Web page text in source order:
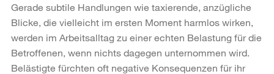
Gerade subtile Handlungen wie taxierende, anzügliche
Blicke, die vielleicht im ersten Moment harmlos wirken,
werden im Arbeitsalltag zu einer echten Belastung für die
Betroffenen, wenn nichts dagegen unternommen wird.
Belästigte fürchten oft negative Konsequenzen für ihr